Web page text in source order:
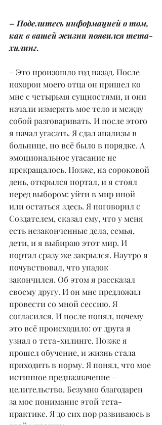
– Поделитесь информацией о том,
как в вашей жизни появился тета-
хилинг.
– Это произошло год назад. После
похорон моего отца он пришел ко
мне с четырьмя сущностями, и они
начали измерять мое тело и между
собой разговаривать. И после этого
я начал угасать. Я сдал анализы в
больнице, но всё было в порядке. А
эмоциональное угасание не
прекращалось. Позже, на сороковой
день, открылся портал, и я стоял
перед выбором: уйти в мир иной
или остаться здесь. Я поговорил с
Создателем, сказал ему, что у меня
есть незаконченные дела, семья,
дети, и я выбираю этот мир. И
портал сразу же закрылся. Наутро я
почувствовал, что упадок
закончился. Об этом я рассказал
своему другу. И он мне предложил
провести со мной сессию. Я
согласился. И после понял, почему
это всё происходило: от друга я
узнал о тета-хилинге. Позже я
прошел обучение, и жизнь стала
приходить в норму. Я понял, что мое
истинное предназначение –
целительство. Безумно благодарен
за мое понимание этой тета-
практике. Я до сих пор развиваюсь в